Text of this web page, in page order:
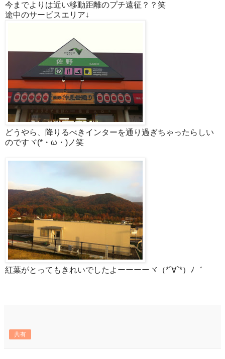
今までよりは近い移動距離のプチ遠征？？笑
途中のサービスエリア↓
どうやら、降りるべきインターを通り過ぎちゃったらしい
のですヾ(*・ω・)ノ笑
紅葉がとってもきれいでしたよーーーーヾ（*´∀`*）ﾉ゛
共有